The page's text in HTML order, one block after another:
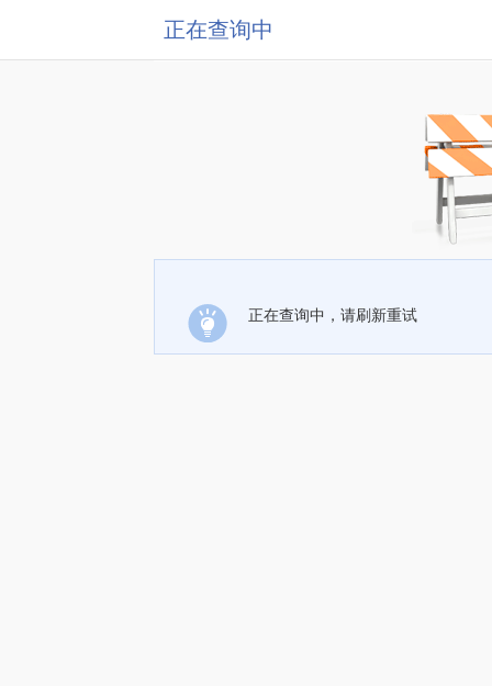
正在查询中
正在查询中，请刷新重试